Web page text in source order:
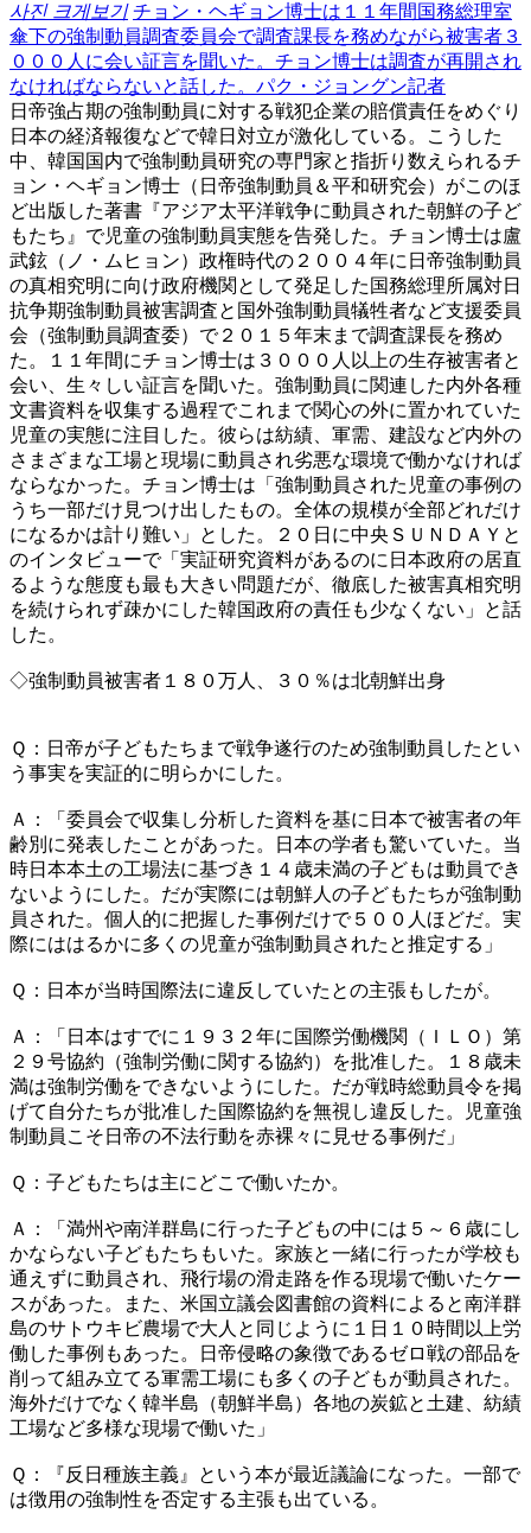
사진 크게보기 チョン・ヘギョン博士は１１年間国務総理室
傘下の強制動員調査委員会で調査課長を務めながら被害者３
０００人に会い証言を聞いた。チョン博士は調査が再開され
なければならないと話した。パク・ジョングン記者
日帝強占期の強制動員に対する戦犯企業の賠償責任をめぐり
日本の経済報復などで韓日対立が激化している。こうした
中、韓国国内で強制動員研究の専門家と指折り数えられるチ
ョン・ヘギョン博士（日帝強制動員＆平和研究会）がこのほ
ど出版した著書『アジア太平洋戦争に動員された朝鮮の子ど
もたち』で児童の強制動員実態を告発した。チョン博士は盧
武鉉（ノ・ムヒョン）政権時代の２００４年に日帝強制動員
の真相究明に向け政府機関として発足した国務総理所属対日
抗争期強制動員被害調査と国外強制動員犠牲者など支援委員
会（強制動員調査委）で２０１５年末まで調査課長を務め
た。１１年間にチョン博士は３０００人以上の生存被害者と
会い、生々しい証言を聞いた。強制動員に関連した内外各種
文書資料を収集する過程でこれまで関心の外に置かれていた
児童の実態に注目した。彼らは紡績、軍需、建設など内外の
さまざまな工場と現場に動員され劣悪な環境で働かなければ
ならなかった。チョン博士は「強制動員された児童の事例の
うち一部だけ見つけ出したもの。全体の規模が全部どれだけ
になるかは計り難い」とした。２０日に中央ＳＵＮＤＡＹと
のインタビューで「実証研究資料があるのに日本政府の居直
るような態度も最も大きい問題だが、徹底した被害真相究明
を続けられず疎かにした韓国政府の責任も少なくない」と話
した。
◇強制動員被害者１８０万人、３０％は北朝鮮出身
Ｑ：日帝が子どもたちまで戦争遂行のため強制動員したとい
う事実を実証的に明らかにした。
Ａ：「委員会で収集し分析した資料を基に日本で被害者の年
齢別に発表したことがあった。日本の学者も驚いていた。当
時日本本土の工場法に基づき１４歳未満の子どもは動員でき
ないようにした。だが実際には朝鮮人の子どもたちが強制動
員された。個人的に把握した事例だけで５００人ほどだ。実
際にははるかに多くの児童が強制動員されたと推定する」
Ｑ：日本が当時国際法に違反していたとの主張もしたが。
Ａ：「日本はすでに１９３２年に国際労働機関（ＩＬＯ）第
２９号協約（強制労働に関する協約）を批准した。１８歳未
満は強制労働をできないようにした。だが戦時総動員令を掲
げて自分たちが批准した国際協約を無視し違反した。児童強
制動員こそ日帝の不法行動を赤裸々に見せる事例だ」
Ｑ：子どもたちは主にどこで働いたか。
Ａ：「満州や南洋群島に行った子どもの中には５～６歳にし
かならない子どもたちもいた。家族と一緒に行ったが学校も
通えずに動員され、飛行場の滑走路を作る現場で働いたケー
スがあった。また、米国立議会図書館の資料によると南洋群
島のサトウキビ農場で大人と同じように１日１０時間以上労
働した事例もあった。日帝侵略の象徴であるゼロ戦の部品を
削って組み立てる軍需工場にも多くの子どもが動員された。
海外だけでなく韓半島（朝鮮半島）各地の炭鉱と土建、紡績
工場など多様な現場で働いた」
Ｑ：『反日種族主義』という本が最近議論になった。一部で
は徴用の強制性を否定する主張も出ている。